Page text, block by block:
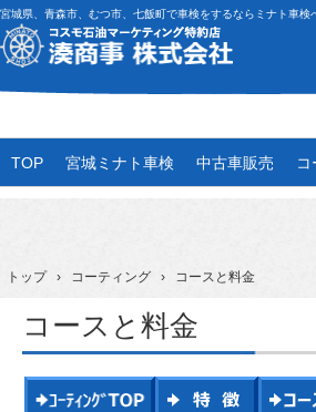
宮城県、青森市、むつ市、七飯町で車検をするならミナト車
TOP 宮城ミナト車検 中古車販売
トップ › コーティング › コースと料金
コースと料金